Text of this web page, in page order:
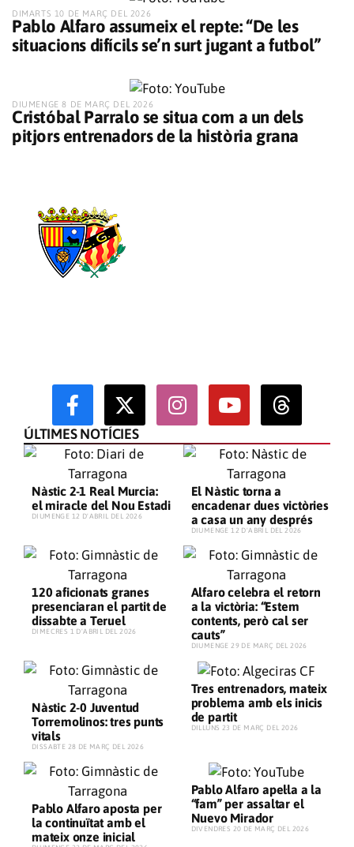
​DIMARTS 10 DE MARÇ DEL 2026
Pablo Alfaro assumeix el repte: “De les
situacions difícils se’n surt jugant a futbol”
​DIUMENGE 8 DE MARÇ DEL 2026
Cristóbal Parralo se situa com a un dels
pitjors entrenadors de la història grana
ÚLTIMES NOTÍCIES
Nàstic 2-1 Real Murcia:
el miracle del Nou Estadi
​DIUMENGE 12 D'ABRIL DEL 2026
El Nàstic torna a
encadenar dues victòries
a casa un any després
​DIUMENGE 12 D'ABRIL DEL 2026
120 aficionats granes
presenciaran el partit de
dissabte a Teruel
​DIMECRES 1 D'ABRIL DEL 2026
Alfaro celebra el retorn
a la victòria: “Estem
contents, però cal ser
cauts”
​DIUMENGE 29 DE MARÇ DEL 2026
Nàstic 2-0 Juventud
Torremolinos: tres punts
vitals
​DISSABTE 28 DE MARÇ DEL 2026
Tres entrenadors, mateix
problema amb els inicis
de partit
​DILLUNS 23 DE MARÇ DEL 2026
Pablo Alfaro aposta per
la continuïtat amb el
mateix onze inicial
Pablo Alfaro apel·la a la
“fam” per assaltar el
Nuevo Mirador
​DIVENDRES 20 DE MARÇ DEL 2026